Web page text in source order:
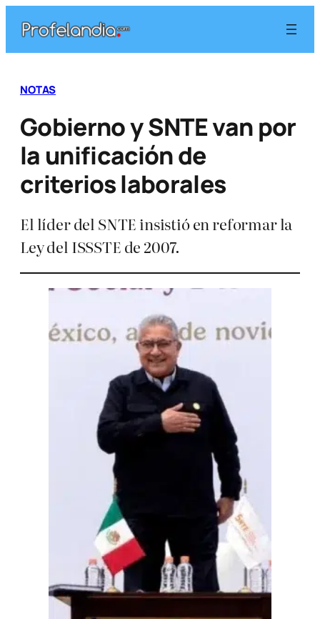
contenido
NOTAS
Gobierno y SNTE van por
la unificación de
criterios laborales
El líder del SNTE insistió en reformar la
Ley del ISSSTE de 2007.